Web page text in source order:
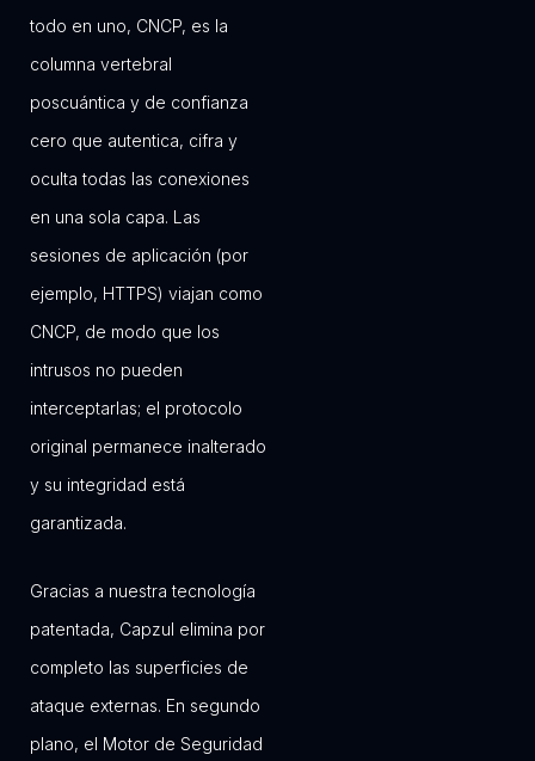
todo en uno, CNCP, es la
columna vertebral
poscuántica y de confianza
cero que autentica, cifra y
oculta todas las conexiones
en una sola capa. Las
sesiones de aplicación (por
ejemplo, HTTPS) viajan como
CNCP, de modo que los
intrusos no pueden
interceptarlas; el protocolo
original permanece inalterado
y su integridad está
garantizada.
Gracias a nuestra tecnología
patentada, Capzul elimina por
completo las superficies de
ataque externas. En segundo
plano, el Motor de Seguridad